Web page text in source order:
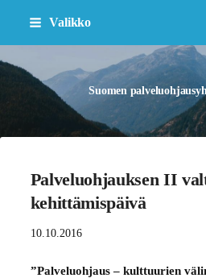
Siirry
Valikko
Suomen
Palveluohjauksen II
kehittämispäivä
10.10.2016
”Palveluohjaus – kulttuurien